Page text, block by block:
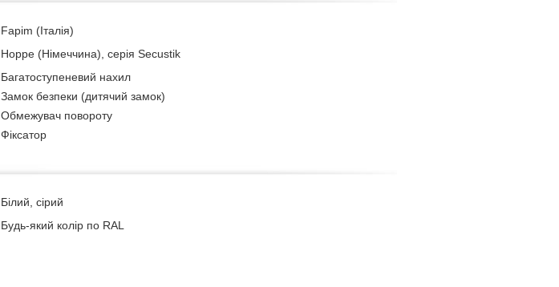
Fapim (Італія)
Hoppe (Німеччина), серія Secustik
Багатоступеневий нахил
Замок безпеки (дитячий замок)
Обмежувач повороту
Фіксатор
Білий, сірий
Будь-який колір по RAL